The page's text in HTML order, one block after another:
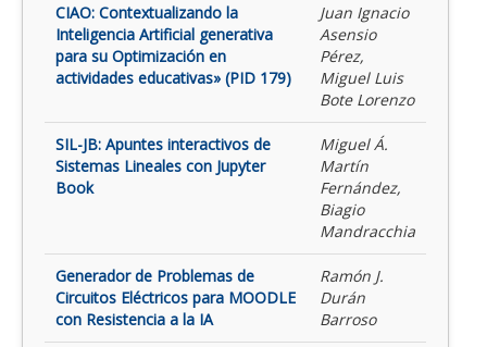
CIAO: Contextualizando la
Inteligencia Artificial generativa
para su Optimización en
actividades educativas» (PID 179)
Juan Ignacio
Asensio
Pérez,
Miguel Luis
Bote Lorenzo
SIL-JB: Apuntes interactivos de
Sistemas Lineales con Jupyter
Book
Miguel Á.
Martín
Fernández,
Biagio
Mandracchia
Generador de Problemas de
Circuitos Eléctricos para MOODLE
con Resistencia a la IA
Ramón J.
Durán
Barroso